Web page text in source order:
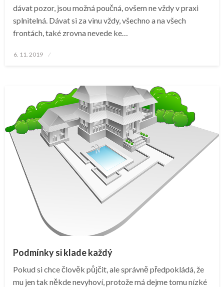
dávat pozor, jsou možná poučná, ovšem ne vždy v praxi
splnitelná. Dávat si za vinu vždy, všechno a na všech
frontách, také zrovna nevede ke…
Posted
6. 11. 2019
Podmínky si klade každý
Pokud si chce člověk půjčit, ale správně předpokládá, že
mu jen tak někde nevyhoví, protože má dejme tomu nízké